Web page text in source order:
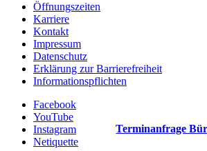
Öffnungszeiten
Karriere
Kontakt
Impressum
Datenschutz
Erklärung zur Barrierefreiheit
Informationspflichten
Facebook
YouTube
Instagram
Netiquette
Terminanfrage